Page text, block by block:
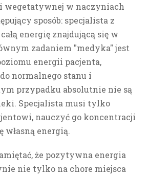
wegetatywnej w naczyniach
sposób: specjalista z
energię znajdującą się w
zadaniem "medyka" jest
energii pacjenta,
normalnego stanu i
przypadku absolutnie nie są
Specjalista musi tylko
nauczyć go koncentracji
własną energią.
że pozytywna energia
nie tylko na chore miejsca